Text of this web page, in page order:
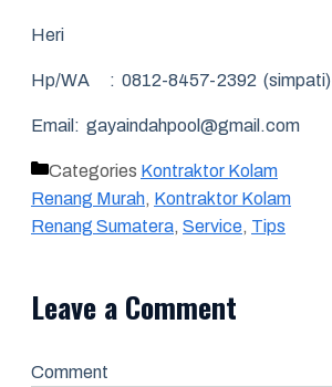
Heri
Hp/WA : 0812-8457-2392 (simpati)
Email: gayaindahpool@gmail.com
Categories Kontraktor Kolam
Renang Murah, Kontraktor Kolam
Renang Sumatera, Service, Tips
Leave a Comment
Comment